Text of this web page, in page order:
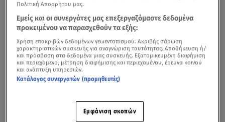
Απόσπασμα από τη συνέντευξη του Παύλου Χαϊκάλη στο Mega Καλημέρα
Μετά από πολύ καιρό έδωσε την πρώτη του τηλεοπτική
συνέντευξη οΠαύλος Χαϊκάληςστην Ελεονώρα Μελέτη,
καλεσμένος στην εκπομπή Mega Καλημέρα.
. Έχω δει ο ένας να κατακερματίζει τον άλλο. Οι
άνθρωποι δεν έχουν προσωπική ζωή και ασχολούνται με
Πολιτική Απορρήτου μας.
Εμείς και οι συνεργάτες μας επεξεργαζόμαστε δεδομένα
προκειμένου να παρασχεθούν τα εξής:
Χρήση επακριβών δεδομένων γεωεντοπισμού. Ακριβής σάρωση
χαρακτηριστικών συσκευής για αναγνώριση ταυτότητας. Αποθήκευση ή/
και πρόσβαση στα δεδομένα μιας συσκευής. Εξατομικευμένη διαφήμιση
και περιεχόμενο, μέτρηση διαφήμισης και περιεχομένου, έρευνα κοινού
και ανάπτυξη υπηρεσιών.
Κατάλογος συνεργατών (προμηθευτές)
Εμφάνιση σκοπών